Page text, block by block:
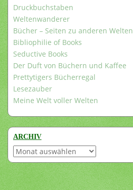
Druckbuchstaben
Weltenwanderer
Bücher – Seiten zu anderen Welten
Bibliophilie of Books
Seductive Books
Der Duft von Büchern und Kaffee
Prettytigers Bücherregal
Lesezauber
Meine Welt voller Welten
ARCHIV
Archiv